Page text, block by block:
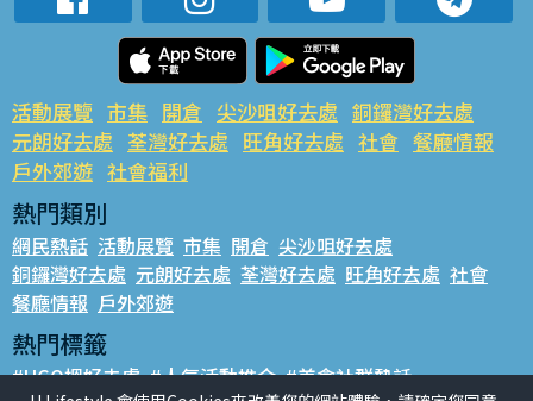
活動展覽 市集 開倉 尖沙咀好去處 銅鑼灣好去處
元朗好去處 荃灣好去處 旺角好去處 社會 餐廳情報
戶外郊遊 社會福利
熱門類別
網民熱話 活動展覽 市集 開倉 尖沙咀好去處
銅鑼灣好去處 元朗好去處 荃灣好去處 旺角好去處 社會
餐廳情報 戶外郊遊
熱門標籤
#UGO搵好去處 #人氣活動推介 #美食社群熱話